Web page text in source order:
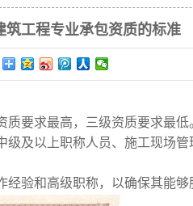
筑工程专业承包资质的标准
要求最高，三级资质要求最低
及以上职称人员、施工现场管
验和高级职称，以确保其能够